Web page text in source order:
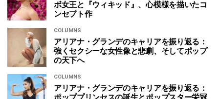
ボ女王と『ウィキッド』、心模様を描いたコ
ンセプト作
COLUMNS
アリアナ・グランデのキャリアを振り返る：
強くセクシーな女性像と悲劇、そしてポップ
の天下へ
COLUMNS
アリアナ・グランデのキャリアを振り返る：
ポッププリンセスの誕生とポップスター栄冠